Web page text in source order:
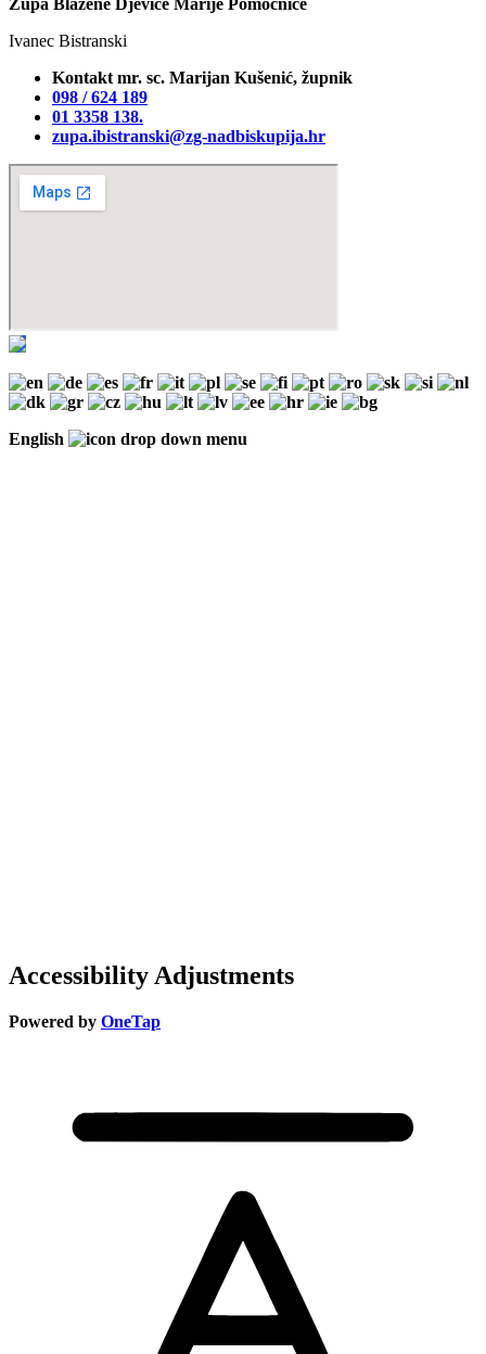
Ivanec Bistranski
Kontakt mr. sc. Marijan Kušenić, župnik
098 / 624 189
01 3358 138‬.
zupa.ibistranski@zg-nadbiskupija.hr
English
Accessibility Adjustments
Powered by OneTap